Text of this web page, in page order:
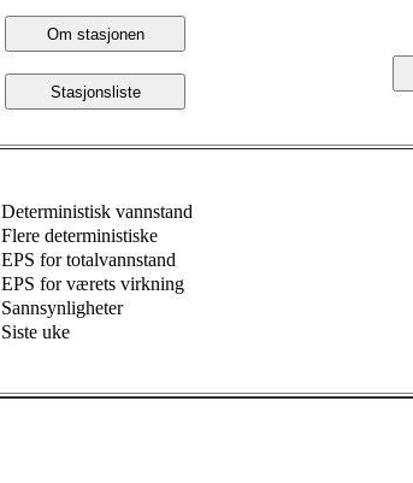
Om stasjonen
Stasjonsliste
Deterministisk vannstand
Flere deterministiske
EPS for totalvannstand
EPS for værets virkning
Sannsynligheter
Siste uke